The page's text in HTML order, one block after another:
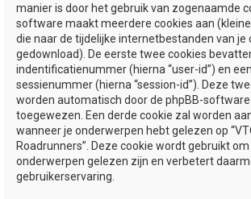
manier is door het gebruik van zogenaamde
software maakt meerdere cookies aan
die naar de tijdelijke internetbestanden van
gedownload). De eerste twee cookies
indentificatienummer (hierna “user-id”) en
sessienummer (hierna “session-id”). Deze
worden automatisch door de phpBB-software
toegewezen. Een derde cookie zal worden
wanneer je onderwerpen hebt gelezen op
Roadrunners”. Deze cookie wordt gebruikt
onderwerpen gelezen zijn en verbetert
gebruikerservaring.